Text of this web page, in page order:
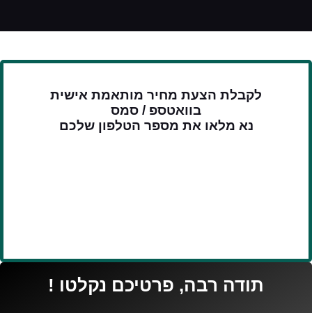
לקבלת הצעת מחיר מותאמת אישית
בוואטספ / סמס
נא מלאו את מספר הטלפון שלכם
תודה רבה, פרטיכם נקלטו !